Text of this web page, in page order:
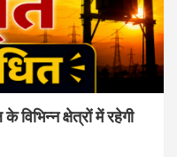
क्षेत्रों में रहेगी